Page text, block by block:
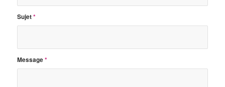
Sujet*
Message*